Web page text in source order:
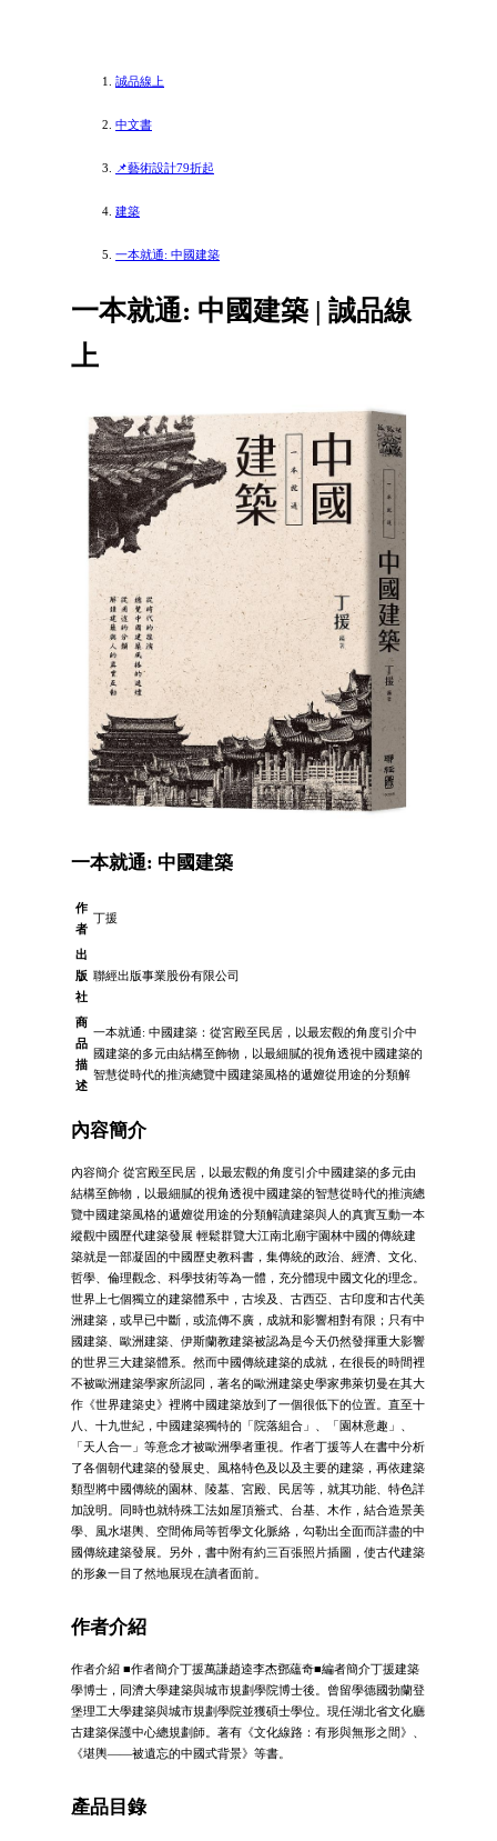
誠品線上
中文書
📌藝術設計79折起
建築
一本就通: 中國建築
一本就通: 中國建築 | 誠品線
上
一本就通: 中國建築
作
者
丁援
出
版
社
聯經出版事業股份有限公司
商
品
描
述
一本就通: 中國建築：從宮殿至民居，以最宏觀的角度引介中
國建築的多元由結構至飾物，以最細膩的視角透視中國建築的
智慧從時代的推演總覽中國建築風格的遞嬗從用途的分類解
內容簡介
內容簡介 從宮殿至民居，以最宏觀的角度引介中國建築的多元由
結構至飾物，以最細膩的視角透視中國建築的智慧從時代的推演總
覽中國建築風格的遞嬗從用途的分類解讀建築與人的真實互動一本
縱觀中國歷代建築發展 輕鬆群覽大江南北廟宇園林中國的傳統建
築就是一部凝固的中國歷史教科書，集傳統的政治、經濟、文化、
哲學、倫理觀念、科學技術等為一體，充分體現中國文化的理念。
世界上七個獨立的建築體系中，古埃及、古西亞、古印度和古代美
洲建築，或早已中斷，或流傳不廣，成就和影響相對有限；只有中
國建築、歐洲建築、伊斯蘭教建築被認為是今天仍然發揮重大影響
的世界三大建築體系。然而中國傳統建築的成就，在很長的時間裡
不被歐洲建築學家所認同，著名的歐洲建築史學家弗萊切曼在其大
作《世界建築史》裡將中國建築放到了一個很低下的位置。直至十
八、十九世紀，中國建築獨特的「院落組合」、「園林意趣」、
「天人合一」等意念才被歐洲學者重視。作者丁援等人在書中分析
了各個朝代建築的發展史、風格特色及以及主要的建築，再依建築
類型將中國傳統的園林、陵墓、宮殿、民居等，就其功能、特色詳
加說明。同時也就特殊工法如屋頂簷式、台基、木作，結合造景美
學、風水堪輿、空間佈局等哲學文化脈絡，勾勒出全面而詳盡的中
國傳統建築發展。另外，書中附有約三百張照片插圖，使古代建築
的形象一目了然地展現在讀者面前。
作者介紹
作者介紹 ■作者簡介丁援萬謙趙逵李杰鄧蘊奇■編者簡介丁援建築
學博士，同濟大學建築與城市規劃學院博士後。曾留學德國勃蘭登
堡理工大學建築與城市規劃學院並獲碩士學位。現任湖北省文化廳
古建築保護中心總規劃師。著有《文化線路：有形與無形之間》、
《堪輿——被遺忘的中國式背景》等書。
產品目錄